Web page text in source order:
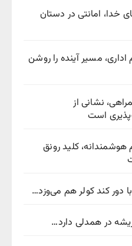
خدا، امانتی در دستان
مسیر آینده را روشن
نشانی از
است
کلید رونق
دور کند کولر هم می‌وزد…
در همدلی دارد…